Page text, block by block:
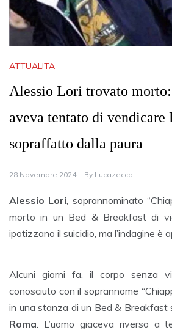
ATTUALITA
Alessio Lori trovato
aveva tentato di vendicare
sopraffatto dalla paura
28 Novembre 2024 By Lucazecca
Alessio Lori , soprannominato
morto in un Bed & Breakfast di
ipotizzano il suicidio, ma l’indagine è
Alcuni giorni fa, il corpo senza
conosciuto con il soprannome
in una stanza di un Bed & Breakfast
Roma . L’uomo giaceva riverso a